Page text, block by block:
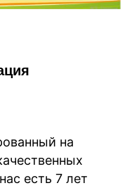
на
есть 7 лет